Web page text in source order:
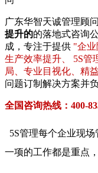
广东华智天诚管理顾
提升的的落地式咨询
成，专注于提供 "企业
生产效率提升、 5S管
局、专业目视化、精
问题订制解决方案并
全国咨询热线：400-
5S管理每个企业现
一项的工作都是重点